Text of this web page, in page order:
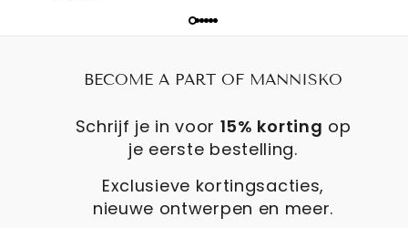
BECOME A PART OF MANNISKO
Schrijf je in voor 15% korting op
je eerste bestelling.
Exclusieve kortingsacties,
nieuwe ontwerpen en meer.